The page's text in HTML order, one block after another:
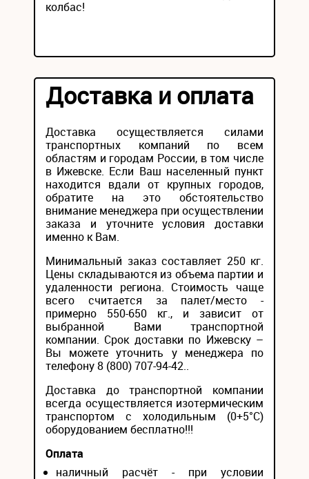
колбас!
Доставка и оплата
Доставка осуществляется силами
транспортных компаний по всем
областям и городам России, в том числе
в Ижевске. Если Ваш населенный пункт
находится вдали от крупных городов,
обратите на это обстоятельство
внимание менеджера при осуществлении
заказа и уточните условия доставки
именно к Вам.
Минимальный заказ составляет 250 кг.
Цены складываются из объема партии и
удаленности региона. Стоимость чаще
всего считается за палет/место -
примерно 550-650 кг., и зависит от
выбранной Вами транспортной
компании. Срок доставки по Ижевску –
Вы можете уточнить у менеджера по
телефону 8 (800) 707-94-42..
Доставка до транспортной компании
всегда осуществляется изотермическим
транспортом с холодильным (0+5°С)
оборудованием бесплатно!!!
Оплата
наличный расчёт - при условии